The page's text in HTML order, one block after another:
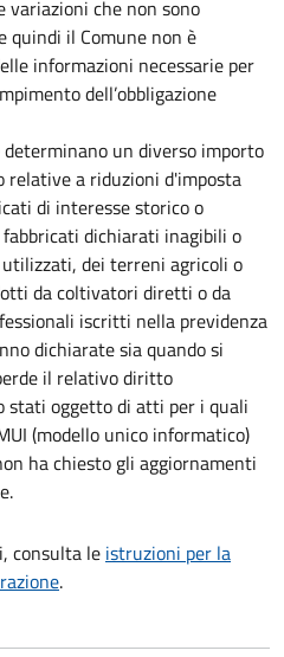
variazioni che non sono
quindi il Comune non è
informazioni necessarie per
dell’obbligazione
un diverso importo
relative a riduzioni d'imposta
di interesse storico o
dichiarati inagibili o
dei terreni agricoli o
da coltivatori diretti o da
iscritti nella previdenza
dichiarate sia quando si
il relativo diritto
stati oggetto di atti per i quali
(modello unico informatico)
ha chiesto gli aggiornamenti
consulta le istruzioni per la
.